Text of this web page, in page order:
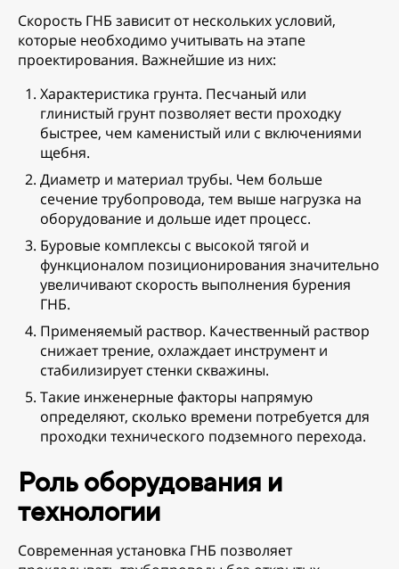
Скорость ГНБ зависит от нескольких условий,
которые необходимо учитывать на этапе
проектирования. Важнейшие из них:
Характеристика грунта. Песчаный или
глинистый грунт позволяет вести проходку
быстрее, чем каменистый или с включениями
щебня.
Диаметр и материал трубы. Чем больше
сечение трубопровода, тем выше нагрузка на
оборудование и дольше идет процесс.
Буровые комплексы с высокой тягой и
функционалом позиционирования значительно
увеличивают скорость выполнения бурения
ГНБ.
Применяемый раствор. Качественный раствор
снижает трение, охлаждает инструмент и
стабилизирует стенки скважины.
Такие инженерные факторы напрямую
определяют, сколько времени потребуется для
проходки технического подземного перехода.
Роль оборудования и
технологии
Современная установка ГНБ позволяет